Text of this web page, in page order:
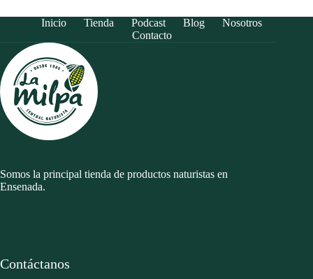
Inicio Tienda Podcast Blog
Nosotros
Contacto
Somos la principal tienda de productos naturistas en
Ensenada.
Contáctanos